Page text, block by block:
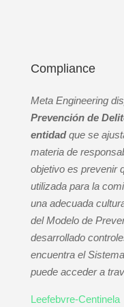
Compliance
Meta Engineering
Prevención de
entidad que se
materia de
objetivo es prevenir
utilizada para la
una adecuada
del Modelo de
desarrollado
encuentra el
puede acceder a
Leefebvre-Centinela